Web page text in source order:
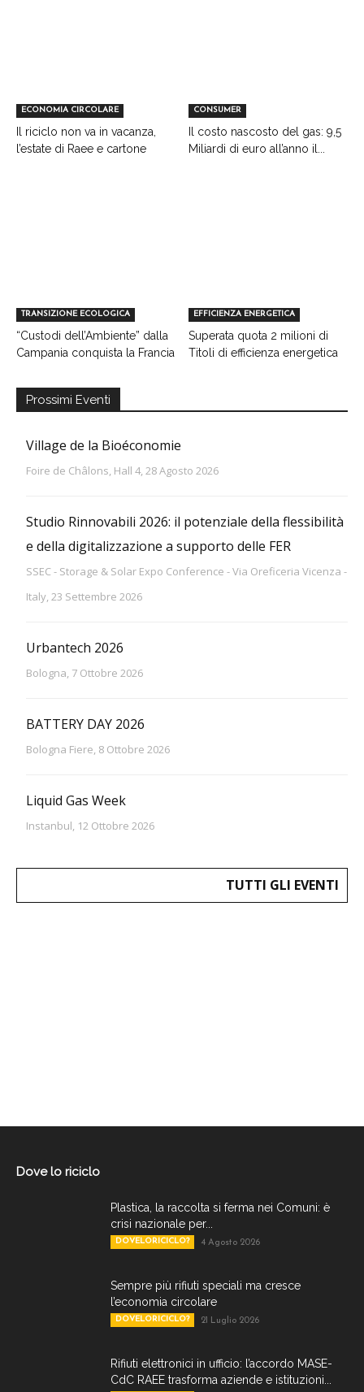
ECONOMIA CIRCOLARE
Il riciclo non va in vacanza,
l’estate di Raee e cartone
CONSUMER
Il costo nascosto del gas: 9,5
Miliardi di euro all’anno il...
TRANSIZIONE ECOLOGICA
“Custodi dell’Ambiente” dalla
Campania conquista la Francia
EFFICIENZA ENERGETICA
Superata quota 2 milioni di
Titoli di efficienza energetica
Prossimi Eventi
Village de la Bioéconomie
Foire de Châlons, Hall 4, 28 Agosto 2026
Studio Rinnovabili 2026: il potenziale della flessibilità
e della digitalizzazione a supporto delle FER
SSEC - Storage & Solar Expo Conference - Via Oreficeria Vicenza -
Italy, 23 Settembre 2026
Urbantech 2026
Bologna, 7 Ottobre 2026
BATTERY DAY 2026
Bologna Fiere, 8 Ottobre 2026
Liquid Gas Week
Instanbul, 12 Ottobre 2026
TUTTI GLI EVENTI
Dove lo riciclo
Plastica, la raccolta si ferma nei Comuni: è
crisi nazionale per...
DOVELORICICLO? 4 Agosto 2026
Sempre più rifiuti speciali ma cresce
l’economia circolare
DOVELORICICLO? 21 Luglio 2026
Rifiuti elettronici in ufficio: l’accordo MASE-
CdC RAEE trasforma aziende e istituzioni...